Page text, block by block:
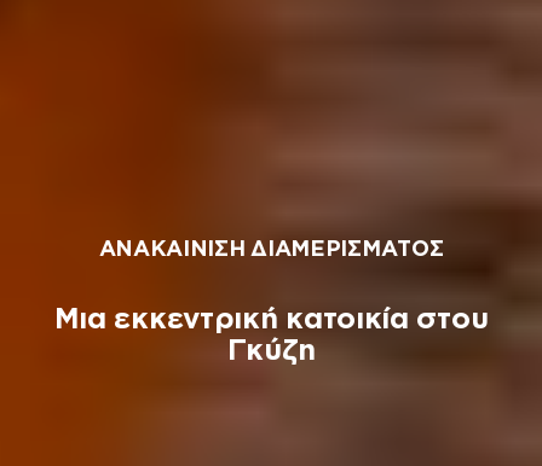
ΑΝΑΚΑΙΝΙΣΗ ΔΙΑΜΕΡΙΣΜΑΤΟΣ
Μια εκκεντρική κατοικία στου
Γκύζη